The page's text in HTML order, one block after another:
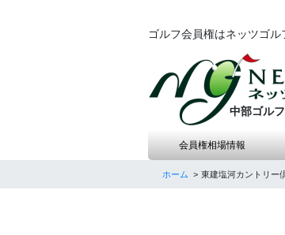
ゴルフ会員権はネッツゴ
中部ゴル
会員権相場情報
ホーム 東建塩河カントリー